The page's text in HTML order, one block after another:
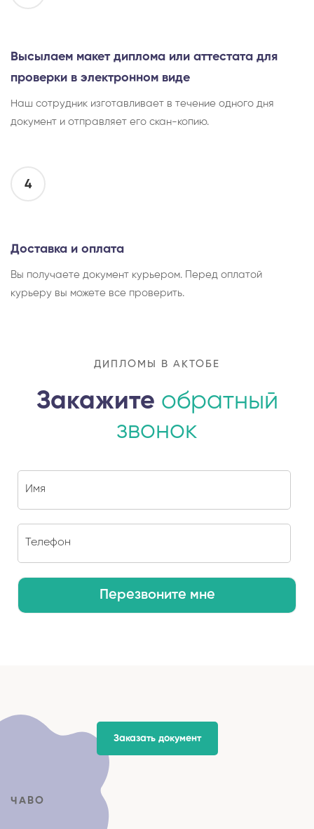
Высылаем макет диплома или аттестата для
проверки в электронном виде
Наш сотрудник изготавливает в течение одного дня
документ и отправляет его скан-копию.
4
Доставка и оплата
Вы получаете документ курьером. Перед оплатой
курьеру вы можете все проверить.
ДИПЛОМЫ В АКТОБЕ
Закажите обратный
звонок
Перезвоните мне
Заказать документ
ЧАВО